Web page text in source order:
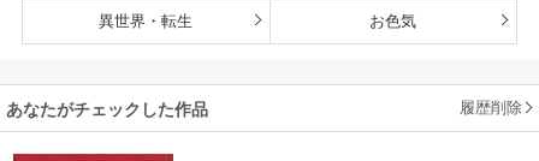
異世界・転生 お色気
あなたがチェックした作品 履歴削除